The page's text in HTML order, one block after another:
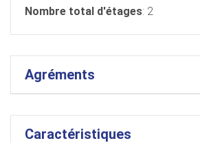
Nombre total d'étages: 2
Agréments
Caractéristiques